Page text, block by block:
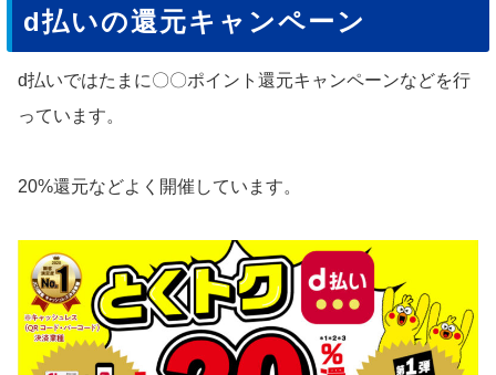
d払いの還元キャンペーン
d払いではたまに〇〇ポイント還元キャンペーンなどを行
っています。
20%還元などよく開催しています。